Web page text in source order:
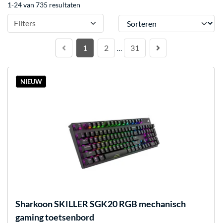
1-24 van 735 resultaten
Filters Sorteren
1 2 … 31
NIEUW
SharkoonSKILLER SGK20 RGB mechanisch
gaming toetsenbord